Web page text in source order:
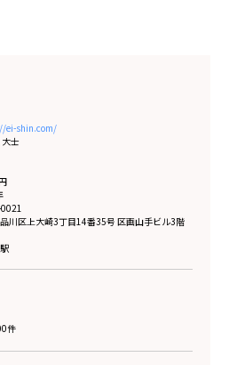
ei-shin.com/
士
品川区上大崎3丁目14番35号 区画山手ビル3階
件